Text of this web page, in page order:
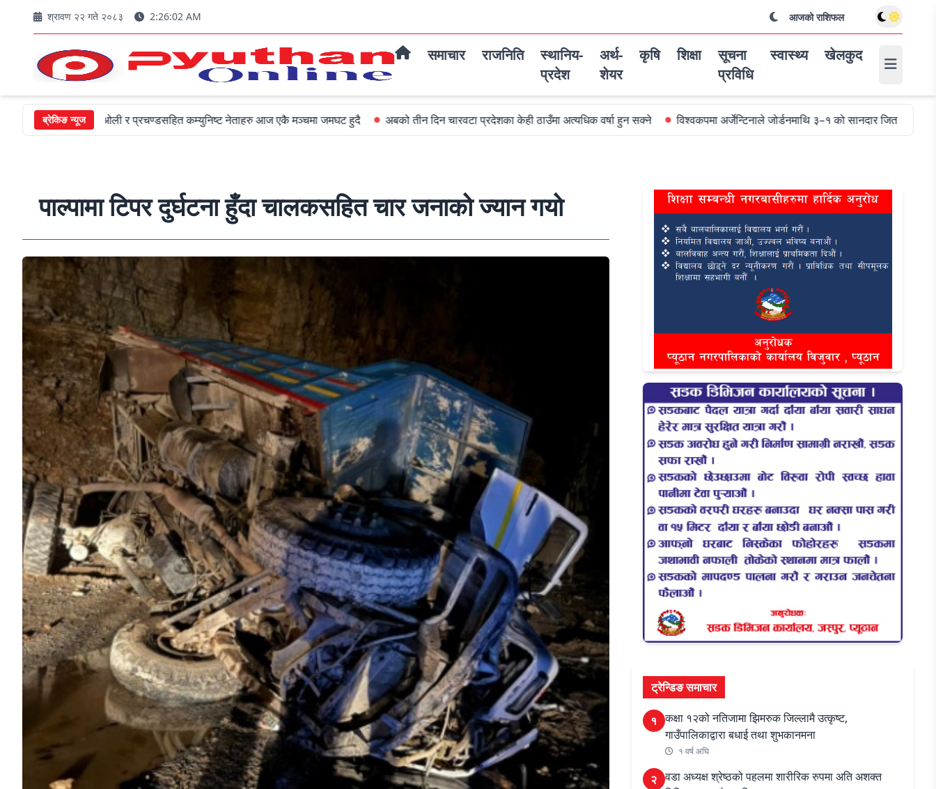
श्रावण २२ गते २०८३ 2:26:04 AM आजको राशिफल
समाचार राजनिति
स्थानिय-
प्रदेश
अर्थ-
शेयर
कृषि शिक्षा
सूचना
प्रविधि
स्वास्थ्य खेलकुद
ब्रेकिङ न्यूज
ओली र प्रचण्डसहित कम्युनिष्ट नेताहरु आज एकै मञ्चमा जमघट हुदै अबको तीन दिन चारवटा प्रदेशका केही ठाउँमा अत्यधिक वर्षा हुन सक्ने विश्वकपमा अर्जेन्टिनाले जोर्डनमाथि ३–१ को सानदार जित
पाल्पामा टिपर दुर्घटना हुँदा चालकसहित चार जनाको ज्यान गयो
ट्रेन्डिङ समाचार
१ कक्षा १२को नतिजामा झिमरुक जिल्लामै उत्कृष्ट,
गाउँपालिकाद्वारा बधाई तथा शुभकानमना
१ वर्ष अघि
२ वडा अध्यक्ष श्रेष्ठको पहलमा शारीरिक रुपमा अति अशक्त